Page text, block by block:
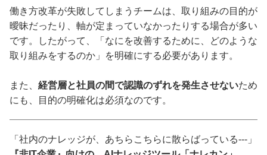
働き方改革が失敗してしまうチームは、取り組みの目的が
曖昧だったり、軸が定まっていなかったりする場合が多い
です。したがって、「なにを改善するために、どのような
取り組みをするのか」を明確にする必要があります。
また、 経営層と社員の間で認識のずれを発生させないため
にも、目的の明確化は必須なのです。
「社内のナレッジが、あちらこちらに散らばっている---」